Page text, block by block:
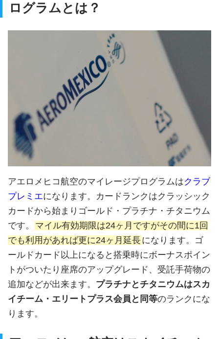
ログラムとは？
アエロメヒコ航空のマイレージプログラムはクラブ
プレミエになります。カードランクはクラッシック
カードから始まりゴールド・プラチナ・チタニウム
です。
マイル有効期限は24ヶ月ですがその間に1回
でも利用があれば更に24ヶ月延長になります。ゴ
ールドカード以上になると搭乗時にボーナスポイン
トがついたり座席のアップグレード、受託手荷物の
追加などが出来ます。 プラチナとチタニウムはスカ
イチーム・エリートプラス会員と同等のランクにな
ります。